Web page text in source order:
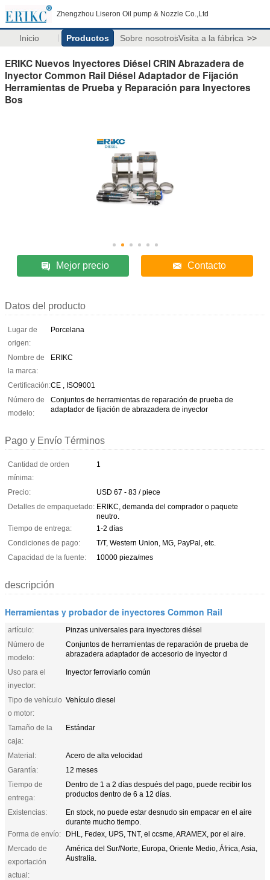
Zhengzhou Liseron Oil pump & Nozzle Co.,Ltd
Inicio Productos Sobre nosotrosVisita a la fábrica >>
ERIKC Nuevos Inyectores Diésel CRIN Abrazadera de
Inyector Common Rail Diésel Adaptador de Fijación
Herramientas de Prueba y Reparación para Inyectores
Bos
Mejor precio Contacto
Datos del producto
Lugar de
origen:
Porcelana
Nombre de
la marca:
ERIKC
Certificación:CE , ISO9001
Número de
modelo:
Conjuntos de herramientas de reparación de prueba de
adaptador de fijación de abrazadera de inyector
Pago y Envío Términos
Cantidad de orden
mínima:
1
Precio:
USD 67 - 83 / piece
Detalles de empaquetado: ERIKC, demanda del comprador o paquete
neutro.
Tiempo de entrega:
1-2 días
Condiciones de pago:
T/T, Western Union, MG, PayPal, etc.
Capacidad de la fuente:
10000 pieza/mes
descripción
Herramientas y probador de inyectores Common Rail
artículo:
Pinzas universales para inyectores diésel
Número de
modelo:
Conjuntos de herramientas de reparación de prueba de
abrazadera adaptador de accesorio de inyector d
Uso para el
inyector:
Inyector ferroviario común
Tipo de vehículo
o motor:
Vehículo diesel
Tamaño de la
caja:
Estándar
Material:
Acero de alta velocidad
Garantía:
12 meses
Tiempo de
entrega:
Dentro de 1 a 2 días después del pago, puede recibir los
productos dentro de 6 a 12 días.
Existencias:
En stock, no puede estar desnudo sin empacar en el aire
durante mucho tiempo.
Forma de envío:
DHL, Fedex, UPS, TNT, el ccsme, ARAMEX, por el aire.
Mercado de
exportación
actual:
América del Sur/Norte, Europa, Oriente Medio, África, Asia,
Australia.